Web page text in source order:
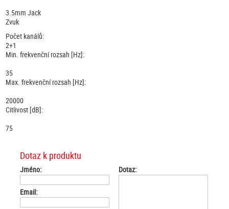
3.5mm Jack
Zvuk
Počet kanálů:
2+1
Min. frekvenční rozsah [Hz]:
35
Max. frekvenční rozsah [Hz]:
20000
Citlivost [dB]:
75
Dotaz k produktu
Jméno:
Email:
Dotaz: